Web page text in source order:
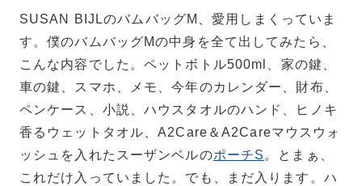
SUSAN BIJLのバムバッグM、愛用しまくっていま
す。僕のバムバッグMの中身を全て出してみたら、
こんな内容でした。ペットボトル500ml、家の鍵、
車の鍵、スマホ、メモ、今年のカレンダー、財布、
ペンケース、小説、ハウスタオルのハンド、ヒノキ
香るウェットタオル、A2Care＆A2Careマウスウォ
ッシュを入れたスーザンベルのポーチS。とまぁ、
これだけ入っていました。でも、まだ入ります。ハ